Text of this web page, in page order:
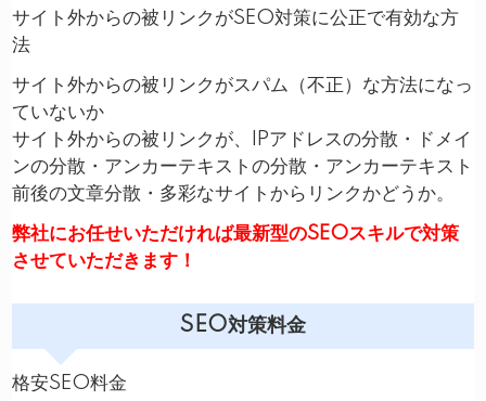
サイト外からの被リンクがSEO対策に公正で有効な方
法
サイト外からの被リンクがスパム（不正）な方法になっ
ていないか
サイト外からの被リンクが、IPアドレスの分散・ドメイ
ンの分散・アンカーテキストの分散・アンカーテキスト
前後の文章分散・多彩なサイトからリンクかどうか。
弊社にお任せいただければ最新型のSEOスキルで対策
させていただきます！
SEO対策料金
格安SEO料金